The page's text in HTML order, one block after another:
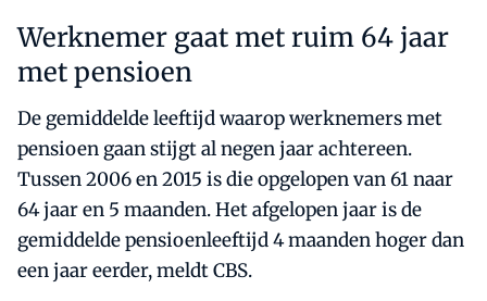
Werknemer gaat met ruim 64 jaar
met pensioen
De gemiddelde leeftijd waarop werknemers met
pensioen gaan stijgt al negen jaar achtereen.
Tussen 2006 en 2015 is die opgelopen van 61 naar
64 jaar en 5 maanden. Het afgelopen jaar is de
gemiddelde pensioenleeftijd 4 maanden hoger dan
een jaar eerder, meldt CBS.